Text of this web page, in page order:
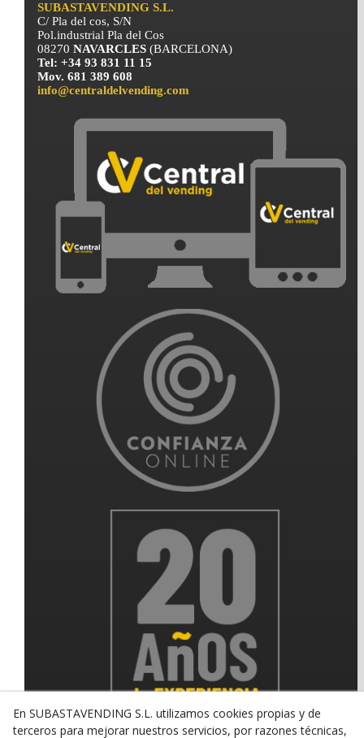
SUBASTAVENDING S.L.
C/ Pla del cos, S/N
Pol.industrial Pla del Cos
08270NAVARCLES(BARCELONA)
Tel: +34 93 831 11 15
Mov. 681 389 608
info@centraldelvending.com
En SUBASTAVENDING S.L. utilizamos cookies propias y de
terceros para mejorar nuestros servicios, por razones técnicas,